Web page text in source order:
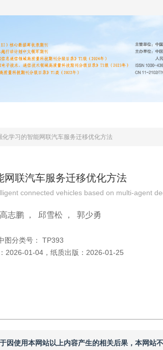
化学习的智能网联汽车服务迁移优化方法
联汽车服务迁移优化方法
connected vehicles based on multi-agent
高志鹏 ， 邱雪松 ， 郭少勇
图分类号：
TP393
2026-01-04 ， 纸质出版： 2026-01-25
因使用本网站以上内容产生的相关后果，本网站